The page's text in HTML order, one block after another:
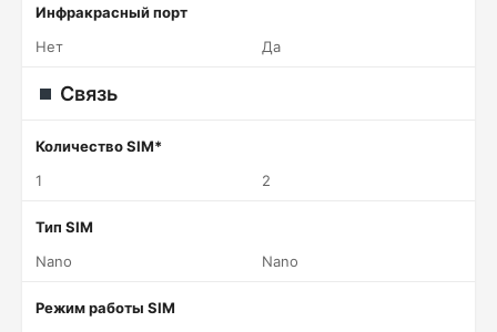
Инфракрасный порт
Нет
Да
Связь
Количество SIM*
1
2
Тип SIM
Nano
Nano
Режим работы SIM